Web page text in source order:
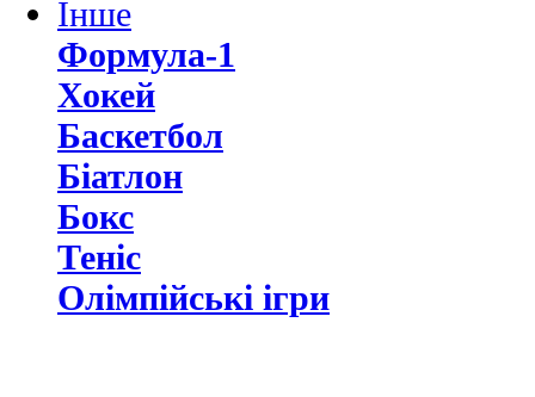
Інше
Формула-1
Хокей
Баскетбол
Біатлон
Бокс
Теніс
Олімпійські ігри